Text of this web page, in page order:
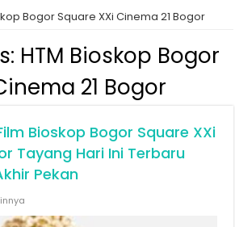
Bogor Square XXi Cinema 21 Bogor
HTM Bioskop Bogor
21 Bogor
Bioskop Bogor Square XXi
Tayang Hari Ini Terbaru
Pekan